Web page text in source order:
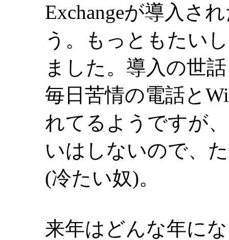
Exchangeが導入さ
う。もっともたい
ました。導入の世
毎日苦情の電話と
れてるようですが
いはしないので、
(冷たい奴)。
来年はどんな年に